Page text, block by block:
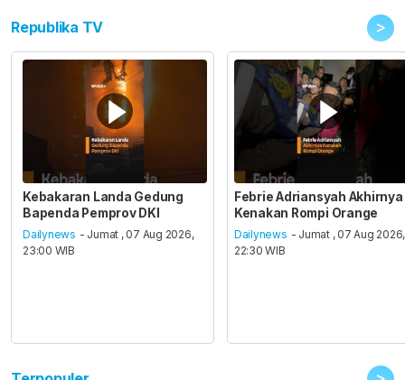
Republika TV >
Kebakaran Landa Gedung
Bapenda Pemprov DKI
Dailynews - Jumat , 07 Aug 2026,
23:00 WIB
Febrie Adriansyah Akhirnya
Kenakan Rompi Orange
Dailynews - Jumat , 07 Aug 2026,
22:30 WIB